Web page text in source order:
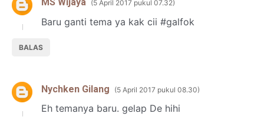
5 April 2017 pukul 07.32
Baru ganti tema ya kak cii #galfok
BALAS
Nychken Gilang 5 April 2017 pukul 08.30
Eh temanya baru. gelap De hihi